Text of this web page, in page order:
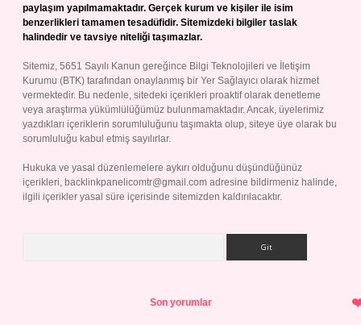
paylaşım yapılmamaktadır. Gerçek kurum ve kişiler ile isim
benzerlikleri tamamen tesadüfidir. Sitemizdeki bilgiler taslak
halindedir ve tavsiye niteliği taşımazlar.
Sitemiz, 5651 Sayılı Kanun gereğince Bilgi Teknolojileri ve İletişim
Kurumu (BTK) tarafından onaylanmış bir Yer Sağlayıcı olarak hizmet
vermektedir. Bu nedenle, sitedeki içerikleri proaktif olarak denetleme
veya araştırma yükümlülüğümüz bulunmamaktadır. Ancak, üyelerimiz
yazdıkları içeriklerin sorumluluğunu taşımakta olup, siteye üye olarak bu
sorumluluğu kabul etmiş sayılırlar.
Hukuka ve yasal düzenlemelere aykırı olduğunu düşündüğünüz
içerikleri, backlinkpanelicomtr@gmail.com adresine bildirmeniz halinde,
ilgili içerikler yasal süre içerisinde sitemizden kaldırılacaktır.
Son yorumlar